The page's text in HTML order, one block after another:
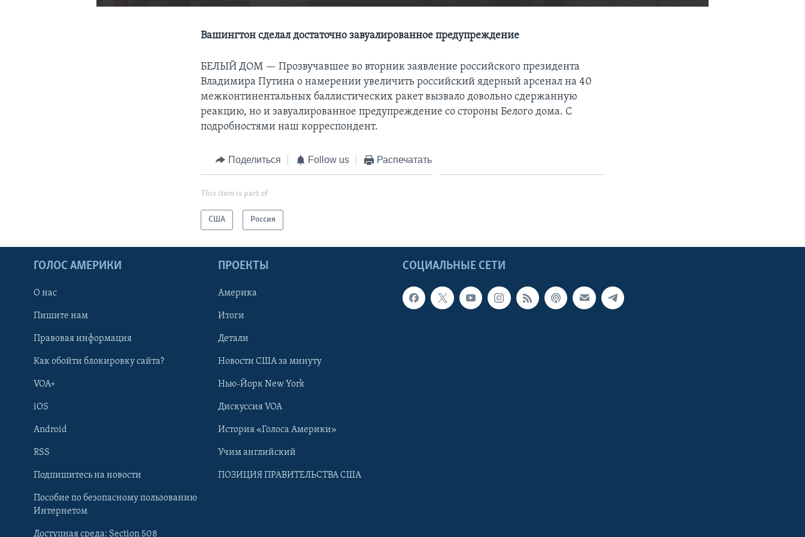
Learning English
Вашингтон сделал достаточно завуалированное предупреждение
БЕЛЫЙ ДОМ —Прозвучавшее во вторник заявление российского президента
Владимира Путина о намерении увеличить российский ядерный арсенал на 40
межконтинентальных баллистических ракет вызвало довольно сдержанную
реакцию, но и завуалированное предупреждение со стороны Белого дома. С
подробностями наш корреспондент.
Поделиться Follow us Распечатать
This item is part of
США Россия
СОЦИАЛЬНЫЕ СЕТИ
ГОЛОС АМЕРИКИ
О нас
Пишите нам
Правовая информация
Как обойти блокировку сайта?
VOA+
iOS
Android
RSS
Подпишитесь на новости
Пособие по безопасному пользованию
Интернетом
Доступная среда: Section 508
ПРОЕКТЫ
Америка
Итоги
Детали
Новости США за минуту
Нью-Йорк New York
Дискуссия VOA
История «Голоса Америки»
Учим английский
ПОЗИЦИЯ ПРАВИТЕЛЬСТВА США